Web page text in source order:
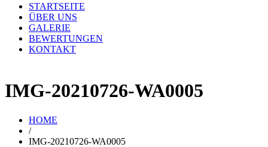
STARTSEITE
ÜBER UNS
GALERIE
BEWERTUNGEN
KONTAKT
IMG-20210726-WA0005
HOME
/
IMG-20210726-WA0005